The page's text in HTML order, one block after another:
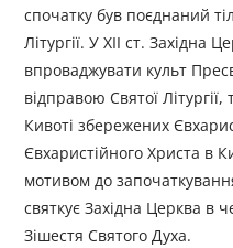
спочатку був поєднаний
Літургії. У XII ст. Західна
впроваджувати культ
відправою Святої
Кивоті збережених
Євхаристійного Христа в
мотивом до
святкує Західна Церква в
Зішестя Святого Духа.